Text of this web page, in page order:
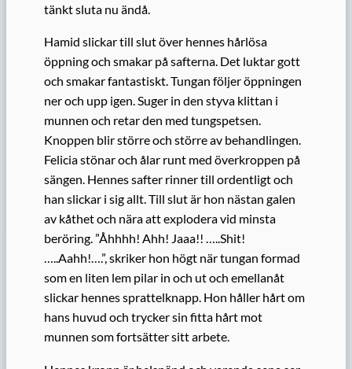
tänkt sluta nu ändå.
Hamid slickar till slut över hennes hårlösa
öppning och smakar på safterna. Det luktar gott
och smakar fantastiskt. Tungan följer öppningen
ner och upp igen. Suger in den styva klittan i
munnen och retar den med tungspetsen.
Knoppen blir större och större av behandlingen.
Felicia stönar och ålar runt med överkroppen på
sängen. Hennes safter rinner till ordentligt och
han slickar i sig allt. Till slut är hon nästan galen
av kåthet och nära att explodera vid minsta
beröring. ”Åhhhh! Ahh! Jaaa!! …..Shit!
…..Aahh!….”, skriker hon högt när tungan formad
som en liten lem pilar in och ut och emellanåt
slickar hennes sprattelknapp. Hon håller hårt om
hans huvud och trycker sin fitta hårt mot
munnen som fortsätter sitt arbete.